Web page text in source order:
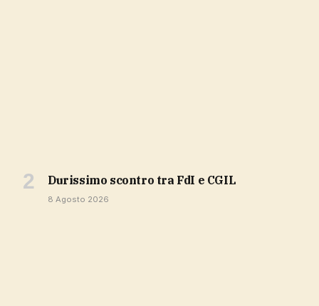
durissimo scontro tra FdI e CGIL
8 Agosto 2026